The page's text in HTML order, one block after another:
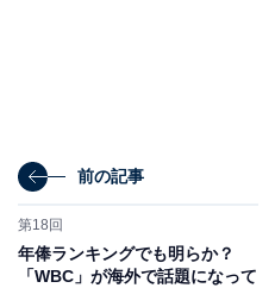
前の記事
第18回
年俸ランキングでも明らか？
「WBC」が海外で話題になって